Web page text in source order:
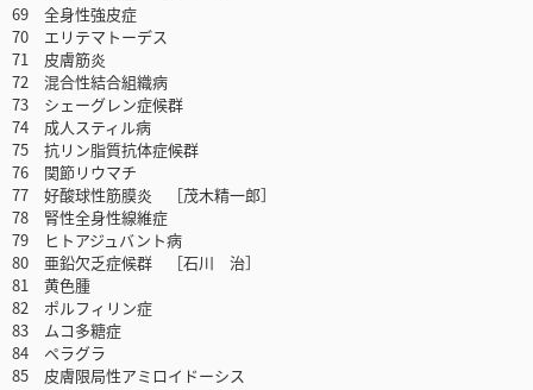
69 全身性強皮症
70 エリテマトーデス
71 皮膚筋炎
72 混合性結合組織病
73 シェーグレン症候群
74 成人スティル病
75 抗リン脂質抗体症候群
76 関節リウマチ
77 好酸球性筋膜炎 ［茂木精一郎］
78 腎性全身性線維症
79 ヒトアジュバント病
80 亜鉛欠乏症候群 ［石川 治］
81 黄色腫
82 ポルフィリン症
83 ムコ多糖症
84 ペラグラ
85 皮膚限局性アミロイドーシス